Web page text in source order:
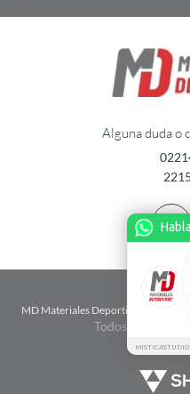
Alguna duda o
MD Materiales Deportivos
| Calle
Todos Los